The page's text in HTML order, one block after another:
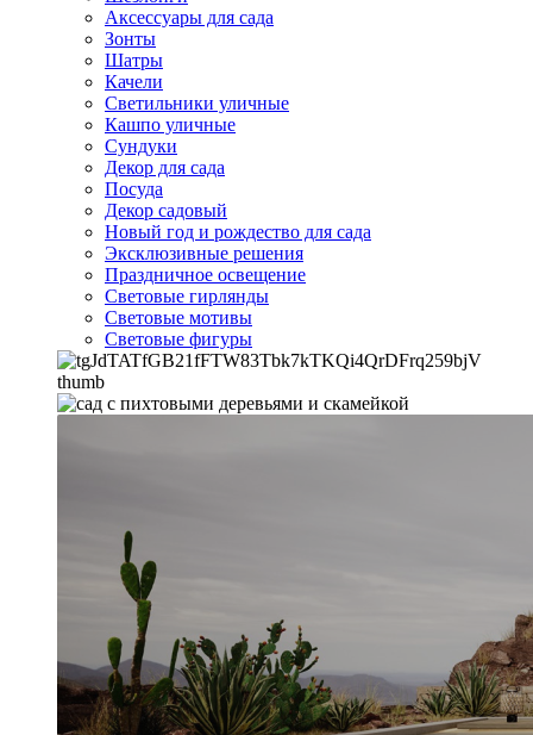
Аксессуары для сада
Зонты
Шатры
Качели
Cветильники уличные
Кашпо уличные
Сундуки
Декор для сада
Посуда
Декор садовый
Новый год и рождество для сада
Эксклюзивные решения
Праздничное освещение
Световые гирлянды
Световые мотивы
Световые фигуры